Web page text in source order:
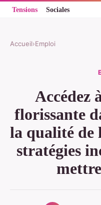
Accueil›Emploi
Accédez
florissante
la qualité de
stratégies